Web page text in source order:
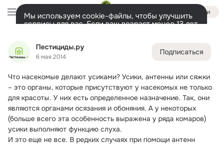
Пестициды.ру
6 мая 2014
Подписаться
Что насекомые делают усиками? Усики, антенны или сяжки
– это органы, которые присутствуют у насекомых не только
для красоты. У них есть определенное назначение. Так, они
являются органами осязания и обоняния. А у некоторых
(больше всего эта особенность выражена у ряда комаров)
усики выполняют функцию слуха.
И это еще не все. В редких случаях при помощи антенн
Войти
Мы используем cookie-файлы, чтобы улучшить
сервисы для вас. Если ваш возраст менее 13 лет,
Разрешить все
Лента Участники Ещё
Дополнительная
колонка
Всё262 Обсуждаемые